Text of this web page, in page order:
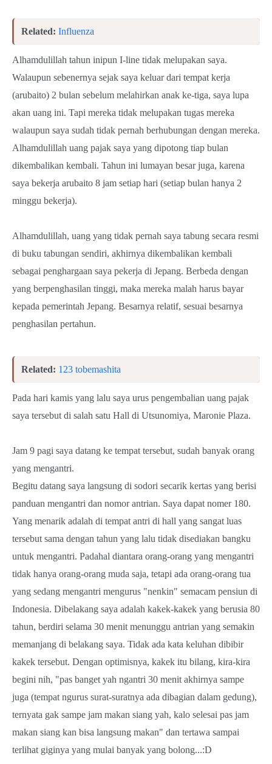
Related: Influenza
Alhamdulillah tahun inipun I-line tidak melupakan saya.
Walaupun sebenernya sejak saya keluar dari tempat kerja
(arubaito) 2 bulan sebelum melahirkan anak ke-tiga, saya lupa
akan uang ini. Tapi mereka tidak melupakan tugas mereka
walaupun saya sudah tidak pernah berhubungan dengan mereka.
Alhamdulillah uang pajak saya yang dipotong tiap bulan
dikembalikan kembali. Tahun ini lumayan besar juga, karena
saya bekerja arubaito 8 jam setiap hari (setiap bulan hanya 2
minggu bekerja).
Alhamdulillah, uang yang tidak pernah saya tabung secara resmi
di buku tabungan sendiri, akhirnya dikembalikan kembali
sebagai penghargaan saya pekerja di Jepang. Berbeda dengan
yang berpenghasilan tinggi, maka mereka malah harus bayar
kepada pemerintah Jepang. Besarnya relatif, sesuai besarnya
penghasilan pertahun.
Related: 123 tobemashita
Pada hari kamis yang lalu saya urus pengembalian uang pajak
saya tersebut di salah satu Hall di Utsunomiya, Maronie Plaza.
Jam 9 pagi saya datang ke tempat tersebut, sudah banyak orang
yang mengantri.
Begitu datang saya langsung di sodori secarik kertas yang berisi
panduan mengantri dan nomor antrian. Saya dapat nomer 180.
Yang menarik adalah di tempat antri di hall yang sangat luas
tersebut sama dengan tahun yang lalu tidak disediakan bangku
untuk mengantri. Padahal diantara orang-orang yang mengantri
tidak hanya orang-orang muda saja, tetapi ada orang-orang tua
yang sedang mengantri mengurus "nenkin" semacam pensiun di
Indonesia. Dibelakang saya adalah kakek-kakek yang berusia 80
tahun, berdiri selama 30 menit menunggu antrian yang semakin
memanjang di belakang saya. Tidak ada kata keluhan dibibir
kakek tersebut. Dengan optimisnya, kakek itu bilang, kira-kira
begini nih, "pas banget yah ngantri 30 menit akhirnya sampe
juga (tempat ngurus surat-suratnya ada dibagian dalam gedung),
ternyata gak sampe jam makan siang yah, kalo selesai pas jam
makan siang kan bisa langsung makan" dan tertawa sampai
terlihat giginya yang mulai banyak yang bolong...:D